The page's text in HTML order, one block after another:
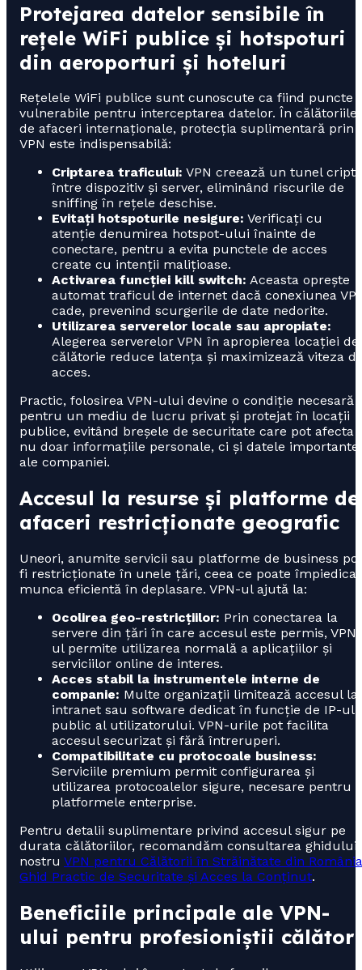
Protejarea datelor sensibile în
rețele WiFi publice și hotspoturi
din aeroporturi și hoteluri
Rețelele WiFi publice sunt cunoscute ca fiind puncte
vulnerabile pentru interceptarea datelor. În călătoriile
de afaceri internaționale, protecția suplimentară prin
VPN este indispensabilă:
Criptarea traficului: VPN creează un tunel
între dispozitiv și server, eliminând riscurile de
sniffing în rețele deschise.
Evitați hotspoturile nesigure: Verificați cu
atenție denumirea hotspot-ului înainte de
conectare, pentru a evita punctele de acces
create cu intenții malițioase.
Activarea funcției kill switch: Aceasta oprește
automat traficul de internet dacă conexiunea
cade, prevenind scurgerile de date nedorite.
Utilizarea serverelor locale sau apropiate:
Alegerea serverelor VPN în apropierea locației de
călătorie reduce latența și maximizează viteza
acces.
Practic, folosirea VPN-ului devine o condiție necesară
pentru un mediu de lucru privat și protejat în locații
publice, evitând breșele de securitate care pot afecta
nu doar informațiile personale, ci și datele importante
ale companiei.
Accesul la resurse și platforme de
afaceri restricționate geografic
Uneori, anumite servicii sau platforme de business pot
fi restricționate în unele țări, ceea ce poate împiedica
munca eficientă în deplasare. VPN-ul ajută la:
Ocolirea geo-restricțiilor: Prin conectarea la
servere din țări în care accesul este permis, VPN-
ul permite utilizarea normală a aplicațiilor și
serviciilor online de interes.
Acces stabil la instrumentele interne de
companie: Multe organizații limitează accesul la
intranet sau software dedicat în funcție de IP-ul
public al utilizatorului. VPN-urile pot facilita
accesul securizat și fără întreruperi.
Compatibilitate cu protocoale business:
Serviciile premium permit configurarea și
utilizarea protocoalelor sigure, necesare pentru
platformele enterprise.
Pentru detalii suplimentare privind accesul sigur pe
durata călătoriilor, recomandăm consultarea ghidului
nostru VPN pentru Călătorii în Străinătate din
Ghid Practic de Securitate și Acces la Conținut.
Beneficiile principale ale VPN-
ului pentru profesioniștii călători